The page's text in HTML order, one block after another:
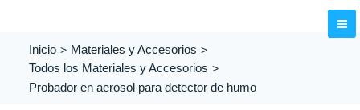
Inicio
Materiales y Accesorios
Todos los Materiales y Accesorios
Probador en aerosol para detector de humo